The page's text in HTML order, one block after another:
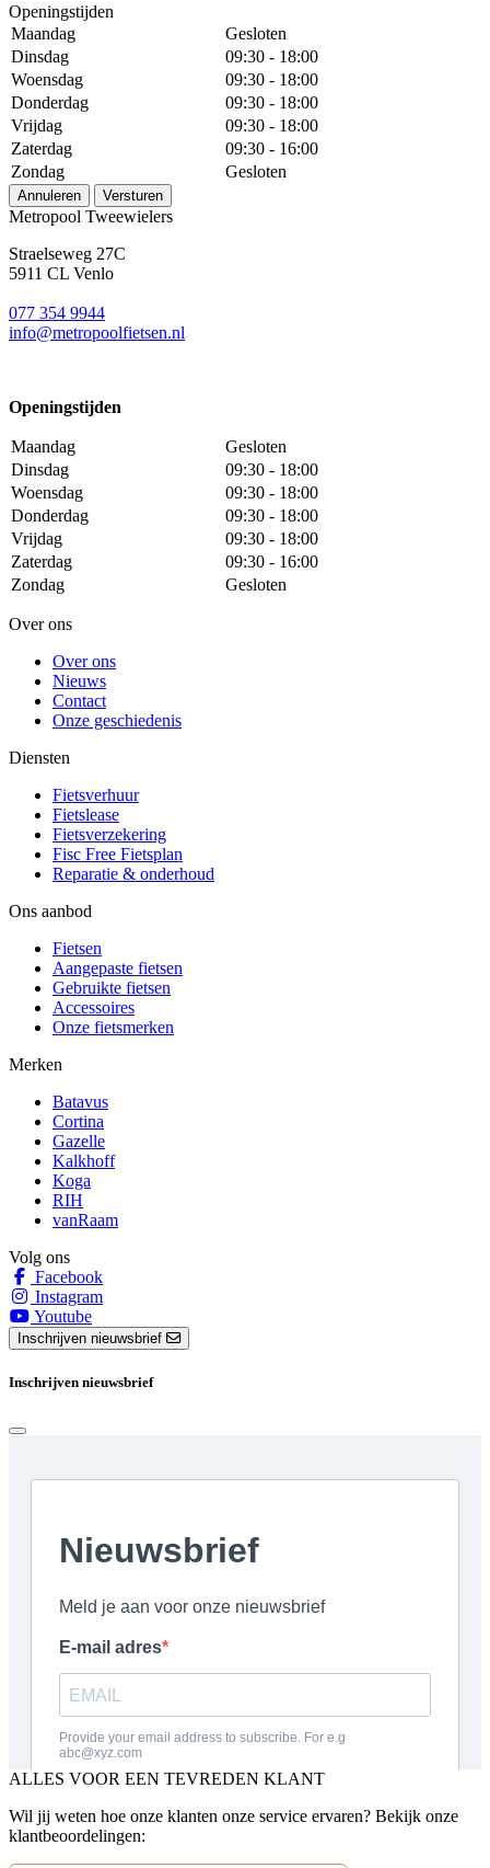
Openingstijden
Maandag
Gesloten
Dinsdag
09:30 - 18:00
Woensdag
09:30 - 18:00
Donderdag
09:30 - 18:00
Vrijdag
09:30 - 18:00
Zaterdag
09:30 - 16:00
Zondag
Gesloten
Annuleren Versturen
Metropool Tweewielers
Straelseweg 27C
5911 CL Venlo
077 354 9944
info@metropoolfietsen.nl
Openingstijden
Maandag
Gesloten
Dinsdag
09:30 - 18:00
Woensdag
09:30 - 18:00
Donderdag
09:30 - 18:00
Vrijdag
09:30 - 18:00
Zaterdag
09:30 - 16:00
Zondag
Gesloten
Over ons
Over ons
Nieuws
Contact
Onze geschiedenis
Diensten
Fietsverhuur
Fietslease
Fietsverzekering
Fisc Free Fietsplan
Reparatie & onderhoud
Ons aanbod
Fietsen
Aangepaste fietsen
Gebruikte fietsen
Accessoires
Onze fietsmerken
Merken
Batavus
Cortina
Gazelle
Kalkhoff
Koga
RIH
vanRaam
Volg ons
Facebook
Instagram
Youtube
Inschrijven nieuwsbrief
Inschrijven nieuwsbrief
ALLES VOOR EEN TEVREDEN KLANT
Wil jij weten hoe onze klanten onze service ervaren? Bekijk onze
klantbeoordelingen: